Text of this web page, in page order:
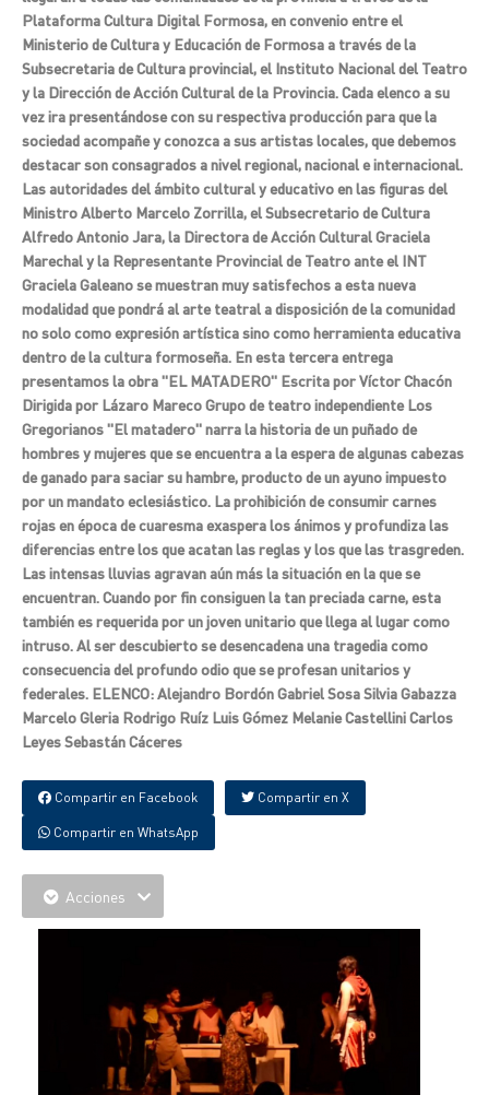
Plataforma Cultura Digital Formosa, en convenio entre el
Ministerio de Cultura y Educación de Formosa a través de la
Subsecretaria de Cultura provincial, el Instituto Nacional del Teatro
y la Dirección de Acción Cultural de la Provincia. Cada elenco a su
vez ira presentándose con su respectiva producción para que la
sociedad acompañe y conozca a sus artistas locales, que debemos
destacar son consagrados a nivel regional, nacional e internacional.
Las autoridades del ámbito cultural y educativo en las figuras del
Ministro Alberto Marcelo Zorrilla, el Subsecretario de Cultura
Alfredo Antonio Jara, la Directora de Acción Cultural Graciela
Marechal y la Representante Provincial de Teatro ante el INT
Graciela Galeano se muestran muy satisfechos a esta nueva
modalidad que pondrá al arte teatral a disposición de la comunidad
no solo como expresión artística sino como herramienta educativa
dentro de la cultura formoseña. En esta tercera entrega
presentamos la obra "EL MATADERO" Escrita por Víctor Chacón
Dirigida por Lázaro Mareco Grupo de teatro independiente Los
Gregorianos "El matadero" narra la historia de un puñado de
hombres y mujeres que se encuentra a la espera de algunas cabezas
de ganado para saciar su hambre, producto de un ayuno impuesto
por un mandato eclesiástico. La prohibición de consumir carnes
rojas en época de cuaresma exaspera los ánimos y profundiza las
diferencias entre los que acatan las reglas y los que las trasgreden.
Las intensas lluvias agravan aún más la situación en la que se
encuentran. Cuando por fin consiguen la tan preciada carne, esta
también es requerida por un joven unitario que llega al lugar como
intruso. Al ser descubierto se desencadena una tragedia como
consecuencia del profundo odio que se profesan unitarios y
federales. ELENCO: Alejandro Bordón Gabriel Sosa Silvia Gabazza
Marcelo Gleria Rodrigo Ruíz Luis Gómez Melanie Castellini Carlos
Leyes Sebastán Cáceres
Compartir en Facebook Compartir en X
Compartir en WhatsApp
Acciones